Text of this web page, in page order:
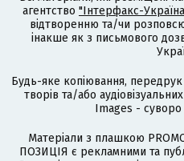
агентство "Інтерфакс-
відтворенню та/чи
інакше як з письмового
Будь-яке копіювання,
творів та/або
Images - суворо
Матеріали з плашкою
ПОЗИЦІЯ є рекламними та